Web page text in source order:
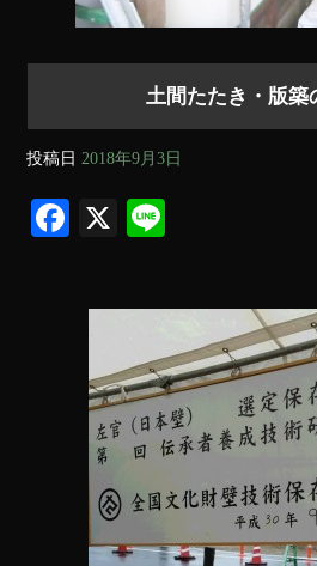
土間たたき・版築
投稿日 2018年9月3日
Fa X